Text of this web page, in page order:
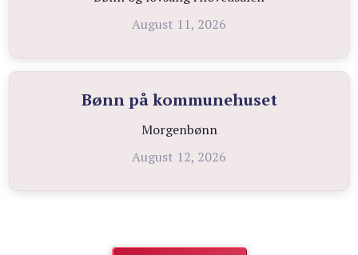
August 11, 2026
Bønn på kommunehuset
Morgenbønn
August 12, 2026